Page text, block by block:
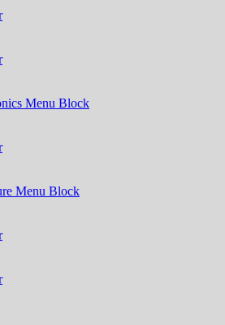
Menu Block
Menu Block